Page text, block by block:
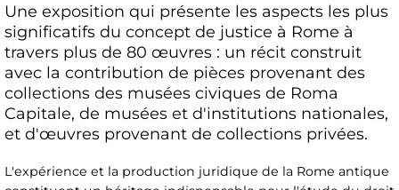
Une exposition qui présente les aspects les plus
significatifs du concept de justice à Rome à
travers plus de 80 œuvres : un récit construit
avec la contribution de pièces provenant des
collections des musées civiques de Roma
Capitale, de musées et d'institutions nationales,
et d'œuvres provenant de collections privées.
L'expérience et la production juridique de la Rome antique